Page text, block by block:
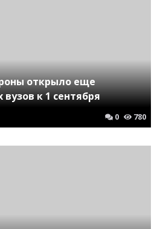
открыло еще
к 1 сентября
0 780